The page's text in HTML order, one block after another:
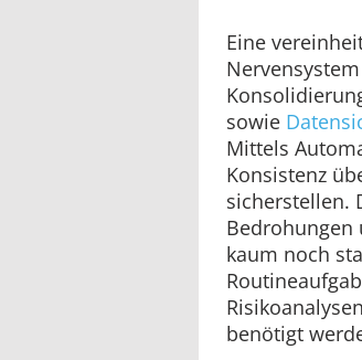
Eine
sowie
Mittels
Konsistenz
sicherstellen.
kaum noch
benötigt